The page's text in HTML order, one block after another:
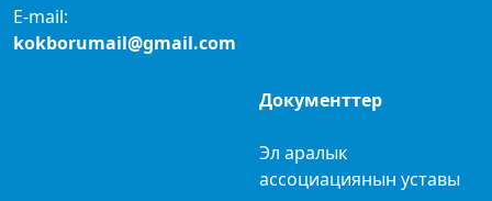
E-mail:
kokborumail@gmail.com
Документтер
Эл аралык
ассоциациянын уставы